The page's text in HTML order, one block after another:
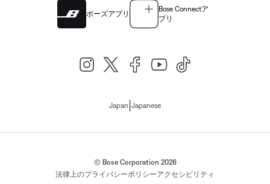
ボーズアプリ
Bose Connectア
プリ
Japan Japanese
© Bose Corporation 2026
法律上のプライバシーポリシーアクセシビリティ